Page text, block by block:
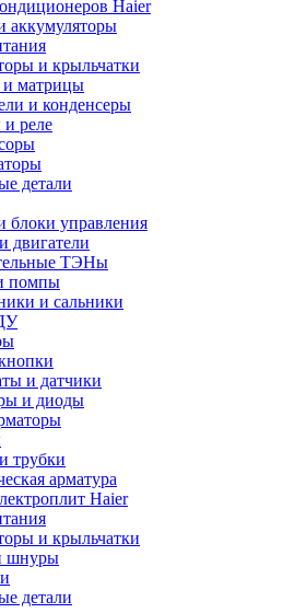
Haier
аккумуляторы
и крыльчатки
и матрицы
и конденсеры
реле
детали
блоки управления
двигатели
ТЭНы
помпы
и сальники
и датчики
и диоды
трубки
арматура
Haier
и крыльчатки
шнуры
детали